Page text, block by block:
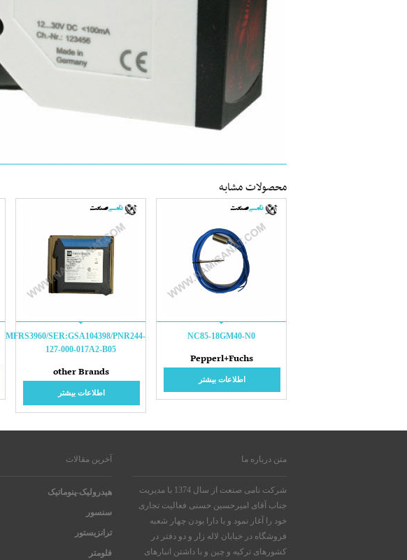
محصولات مشابه
NC85-18GM40-N0
Pepperl+Fuchs
اطلاعات بیشتر
MFRS3960/SER:GSA104398/PNR244-
127-000-017A2-B05
other Brands
اطلاعات بیشتر
متن درباره ما
شرکت نامی صنعت از سال 1374 با مدیریت
جناب آقای امیرحسین حسنی فعالیت تجاری
خود را آغار نمود و با دارا بودن چهار شعبه
فروشگاه در خیابان لاله زار و دو دفتر در
کشورهای ترکیه و چین و با داشتن انبارهای
آخرین مقالات
هیدرولیک-پنوماتیک
سنسور
ترانزیستور
فلومتر